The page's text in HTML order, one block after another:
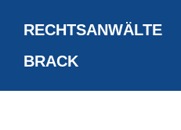
Inhalt
springen
RECHTSANWÄLTE
BRACK